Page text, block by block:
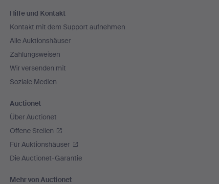
Navigation
Hilfe und Kontakt
Kontakt mit dem Support aufnehmen
Alle Auktionshäuser
Zahlungsweisen
Wir versenden mit
Soziale Medien
Auctionet
Über Auctionet
Offene Stellen
Für Auktionshäuser
Die Auctionet-Garantie
Mehr von Auctionet